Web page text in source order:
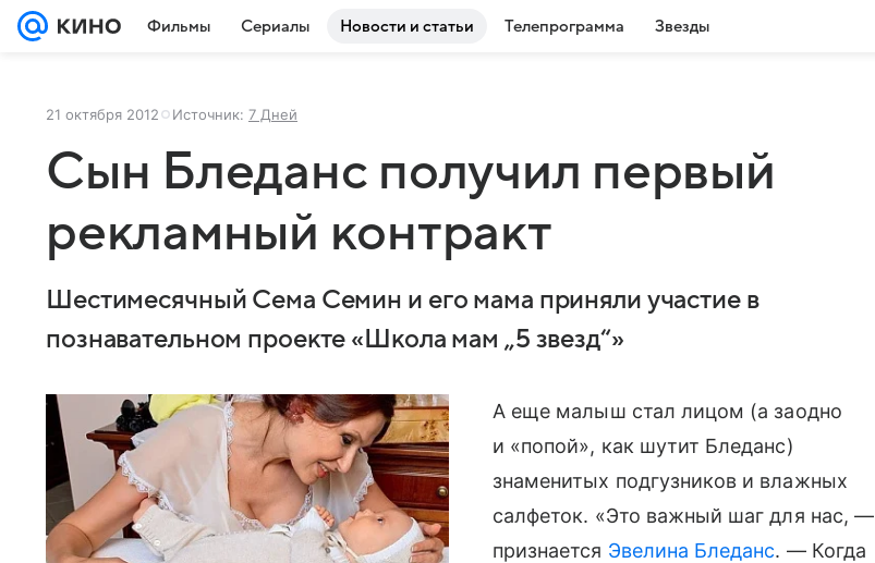
Фильмы Сериалы Новости и статьи Телепрограмма Звезды
21 октября 2012 Источник: 7 Дней
Сын Бледанс получил первый
рекламный контракт
Шестимесячный Сема Семин и его мама приняли участие в
познавательном проекте «Школа мам „5 звезд“»
А еще малыш стал лицом (а заодно
и «попой», как шутит Бледанс)
знаменитых подгузников и влажных
салфеток. «Это важный шаг для нас, —
признается Эвелина Бледанс. — Когда